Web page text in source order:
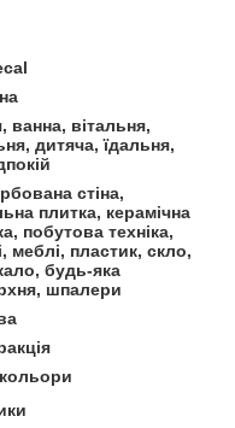
ванна, вітальня,
дитяча, їдальня,
стіна,
плитка, керамічна
побутова техніка,
меблі, пластик, скло,
будь-яка
шпалери
кольори